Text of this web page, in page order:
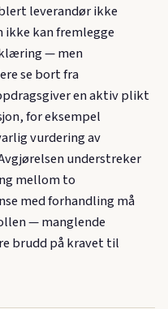
leverandør ikke
ikke kan fremlegge
— men
se bort fra
en aktiv plikt
for eksempel
vurdering av
understreker
mellom to
med forhandling må
— manglende
brudd på kravet til